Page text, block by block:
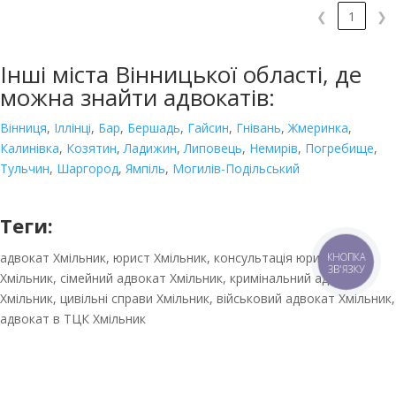
❮ 1 ❯
Інші міста Вінницької області, де
можна знайти адвокатів:
Вінниця, Іллінці, Бар, Бершадь, Гайсин, Гнівань,Жмеринка,
Калинівка, Козятин,Ладижин,Липовець, Немирів, Погребище,
Тульчин, Шаргород, Ямпіль, Могилів-Подільський
Теги:
адвокат Хмільник, юрист Хмільник, консультація юриста
Хмільник, сімейний адвокат Хмільник, кримінальний адвокат
Хмільник, цивільні справи Хмільник, військовий адвокат Хмільник,
адвокат в ТЦК Хмільник
КНОПКА
ЗВ'ЯЗКУ